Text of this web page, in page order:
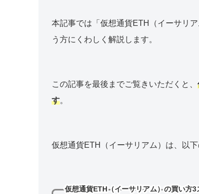
本記事では「仮想通貨ETH（イーサリ
う方にくわしく解説します。
この記事を最後までご覧きいただくと、
す。
仮想通貨ETH（イーサリアム）は、以
仮想通貨ETH（イーサリアム）の買い方3